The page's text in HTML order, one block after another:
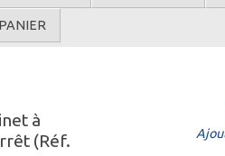
PANIER
à
(Réf.